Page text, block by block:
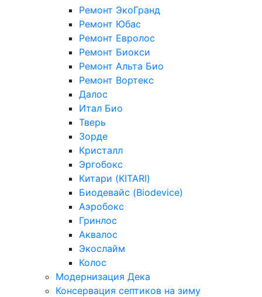
Ремонт ЭкоГранд
Ремонт Юбас
Ремонт Евролос
Ремонт Биокси
Ремонт Альта Био
Ремонт Вортекс
Далос
Итал Био
Тверь
Зорде
Кристалл
Эргобокс
Китари (KITARI)
Биодевайс (Biodevice)
Аэробокс
Гринлос
Аквалос
Экослайм
Колос
Модернизация Дека
Консервация септиков на зиму